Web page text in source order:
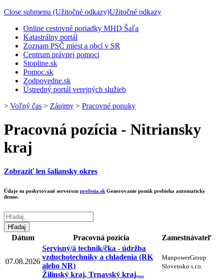
Close submenu (Užitočné odkazy)Užitočné odkazy
Online cestovné poriadky MHD Šaľa
Katastrálny portál
Zoznam PSČ miest a obcí v SR
Centrum právnej pomoci
Stopline.sk
Pomoc.sk
Zodpovedne.sk
Ústredný portál verejných služieb
> Voľný čas > Záujmy > Pracovné ponuky
Pracovná pozícia - Nitriansky
kraj
Zobraziť len šaliansky okres
Údaje su poskytované serverom profesia.sk Generovanie ponúk prebieha automaticky
denne.
Dátum Pracovná pozícia Zamestnávateľ
07.08.2026
Servisný/á technik/čka - údržba
vzduchotechniky a chladenia (RK
alebo NR)
Žilinský kraj, Trnavský kraj,...
ManpowerGroup
Slovensko s.r.o.